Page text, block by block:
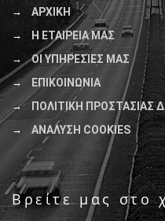
ΑΡΧΙΚΗ
Η ΕΤΑΙΡΕΙΑ ΜΑΣ
ΟΙ ΥΠΗΡΕΣΙΕΣ ΜΑΣ
ΕΠΙΚΟΙΝΩΝΙΑ
ΠΟΛΙΤΙΚΗ ΠΡΟΣΤΑΣΙΑΣ
ΑΝΑΛΥΣΗ COOKIES
Βρείτε μας στο